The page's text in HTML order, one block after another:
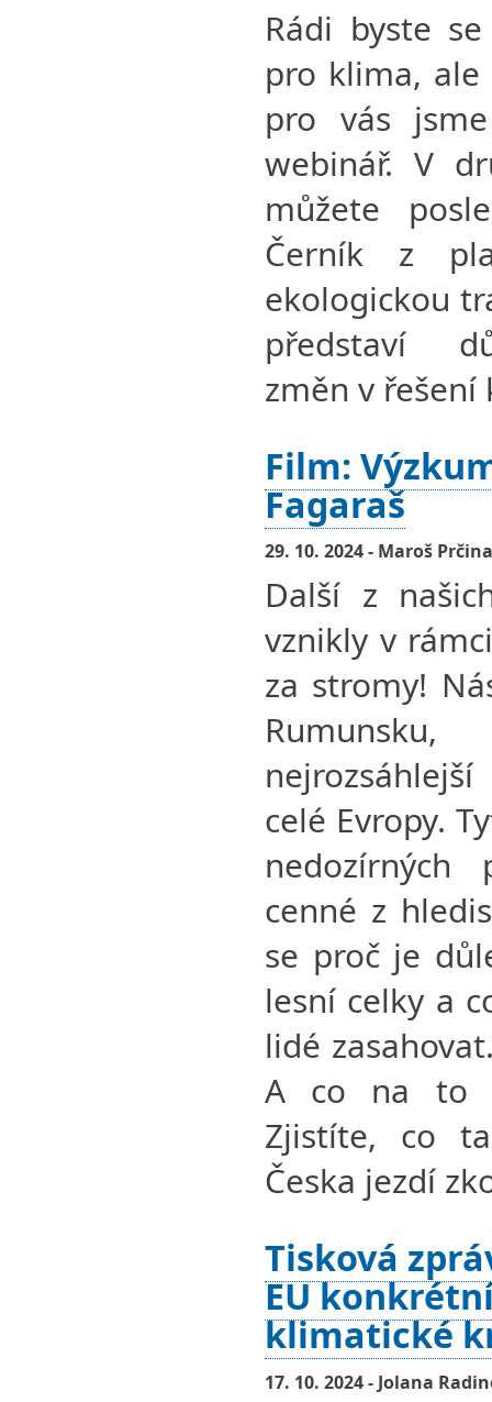
Rádi byste
pro klima, ale
pro vás
webinář. V
můžete
Černík z
ekologickou
představí
změn v
Film:
Fagaraš
29. 10. 2024 - Maroš Prčina
Další z
vznikly v
za stromy!
celé Evropy.
nedozírných
cenné z
se proč je
lesní celky a
lidé
A co na to
Zjistíte, co
Česka jezdí
Tisková
EU
klimatické
17. 10. 2024 - Jolana